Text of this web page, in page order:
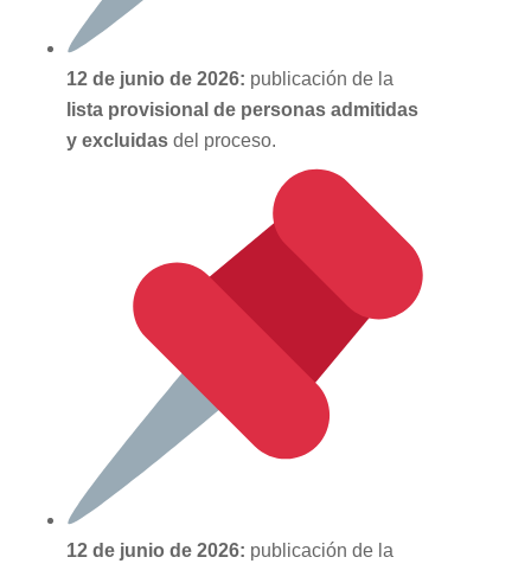
12 de junio de 2026: publicación de la
lista provisional de personas admitidas
y excluidasdel proceso.
12 de junio de 2026: publicación de la